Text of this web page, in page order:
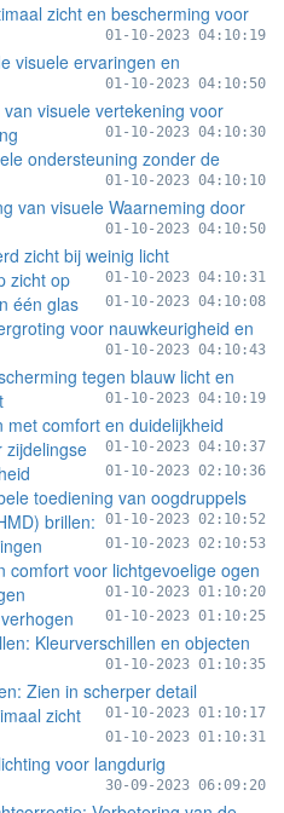
zicht en bescherming voor
01-10-2023 04:10:19
visuele ervaringen en
01-10-2023 04:10:50
visuele vertekening voor
01-10-2023 04:10:30
ondersteuning zonder de
01-10-2023 04:10:10
van visuele Waarneming door
01-10-2023 04:10:50
zicht bij weinig licht
01-10-2023 04:10:31
zicht op
één glas
01-10-2023 04:10:08
voor nauwkeurigheid en
01-10-2023 04:10:43
tegen blauw licht en
01-10-2023 04:10:19
met comfort en duidelijkheid
01-10-2023 04:10:37
zijdelingse
01-10-2023 02:10:36
toediening van oogdruppels
01-10-2023 02:10:52
brillen:
01-10-2023 02:10:53
comfort voor lichtgevoelige ogen
01-10-2023 01:10:20
01-10-2023 01:10:25
Kleurverschillen en objecten
01-10-2023 01:10:35
Zien in scherper detail
01-10-2023 01:10:17
zicht
01-10-2023 01:10:31
voor langdurig
30-09-2023 06:09:20